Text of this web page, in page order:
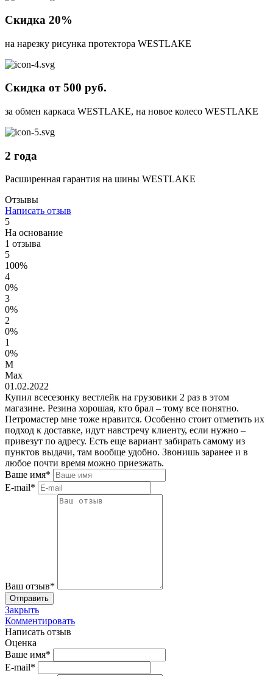
Скидка 20%
на нарезку рисунка протектора WESTLAKE
Скидка от 500 руб.
за обмен каркаса WESTLAKE, на новое колесо WESTLAKE
2 года
Расширенная гарантия на шины WESTLAKE
Отзывы
Написать отзыв
5
На основание
1 отзыва
5
100%
4
0%
3
0%
2
0%
1
0%
M
Max
01.02.2022
Купил всесезонку вестлейк на грузовики 2 раз в этом
магазине. Резина хорошая, кто брал – тому все понятно.
Петромастер мне тоже нравится. Особенно стоит отметить их
подход к доставке, идут навстречу клиенту, если нужно –
привезут по адресу. Есть еще вариант забирать самому из
пунктов выдачи, там вообще удобно. Звонишь заранее и в
любое почти время можно приезжать.
Ваше имя*
E-mail*
Ваш отзыв*
Закрыть
Комментировать
Написать отзыв
Оценка
Ваше имя*
E-mail*